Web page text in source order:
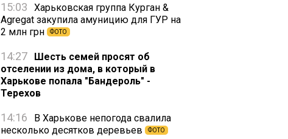
15:03
Харьковская группа Курган &
Agregat закупила амуницию для ГУР на
2 млн грн
ФОТО
14:27
Шесть семей просят об
отселении из дома, в который в
Харькове попала "Бандероль" -
Терехов
14:16
В Харькове непогода свалила
несколько десятков деревьев
ФОТО